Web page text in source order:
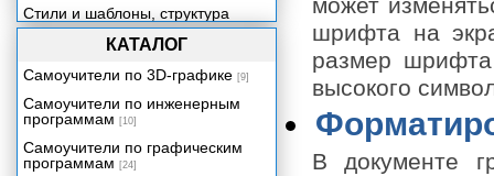
может
шрифта на
размер шрифта
высокого
В документе
Стили и шаблоны, структура
документа
Оформление документа
Настройка параметров работы
Word 2003
Печать документа Word
Знакомимся с Excel 2003
КАТАЛОГ
Самоучители по 3D-графике [9]
Самоучители по инженерным
программам [10]
Самоучители по графическим
программам [24]